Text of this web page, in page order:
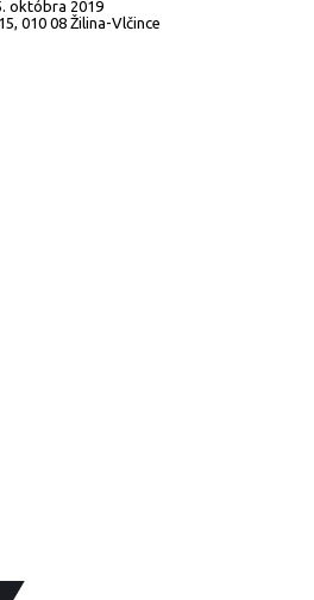
októbra 2019
010 08 Žilina-Vlčince